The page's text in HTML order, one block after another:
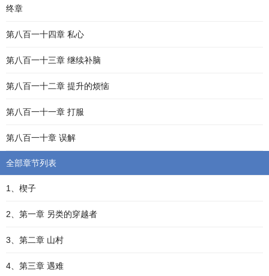
终章
第八百一十四章 私心
第八百一十三章 继续补脑
第八百一十二章 提升的烦恼
第八百一十一章 打服
第八百一十章 误解
全部章节列表
1、楔子
2、第一章 另类的穿越者
3、第二章 山村
4、第三章 遇难